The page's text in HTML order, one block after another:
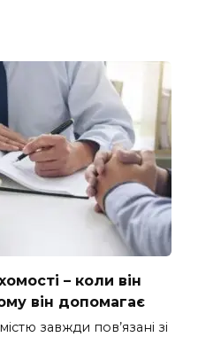
– коли він
він допомагає
завжди пов’язані зі